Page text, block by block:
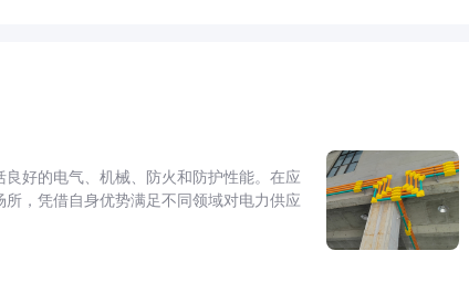
好的电气、机械、防火和防护性能。在应
，凭借自身优势满足不同领域对电力供应